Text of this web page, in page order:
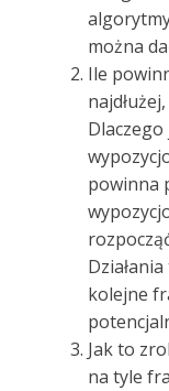
można
Ile
Dlaczego
powinna
kolejne
Jak to
na tyle